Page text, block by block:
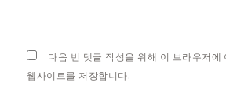
다음 번 댓글 작성을 위해 이 브라우저에
웹사이트를 저장합니다.